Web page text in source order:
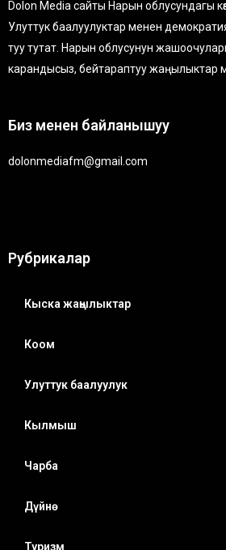
Dolon Media сайты Нарын облусундагы
Улуттук баалуулуктар менен
туу тутат. Нарын облусунун
карандысыз, бейтараптуу жаңылыктар
Биз менен байланышуу
dolonmediafm@gmail.com
Рубрикалар
Кыска жаңылыктар
Коом
Улуттук баалуулук
Кылмыш
Чарба
Дүйнө
Туризм